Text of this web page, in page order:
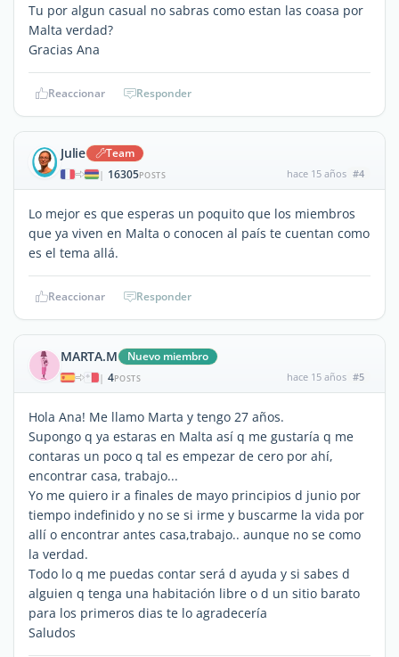
Tu por algun casual no sabras como estan las coasa por
Malta verdad?
Gracias Ana
Reaccionar Responder
Julie Team
| 16305POSTS hace 15 años #4
Lo mejor es que esperas un poquito que los miembros
que ya viven en Malta o conocen al país te cuentan como
es el tema allá.
Reaccionar Responder
MARTA.M Nuevo miembro
| 4POSTS hace 15 años #5
Hola Ana! Me llamo Marta y tengo 27 años.
Supongo q ya estaras en Malta así q me gustaría q me
contaras un poco q tal es empezar de cero por ahí,
encontrar casa, trabajo...
Yo me quiero ir a finales de mayo principios d junio por
tiempo indefinido y no se si irme y buscarme la vida por
allí o encontrar antes casa,trabajo.. aunque no se como
la verdad.
Todo lo q me puedas contar será d ayuda y si sabes d
alguien q tenga una habitación libre o d un sitio barato
para los primeros dias te lo agradecería
Saludos